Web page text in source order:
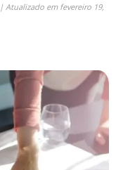
Atualizado em fevereiro 19,